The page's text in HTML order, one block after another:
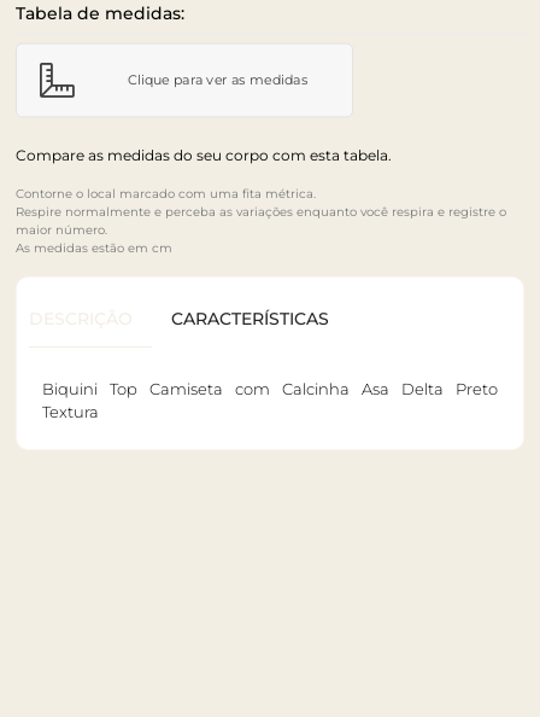
Tabela de medidas:
Clique para ver as medidas
Compare as medidas do seu corpo com esta tabela.
Contorne o local marcado com uma fita métrica.
Respire normalmente e perceba as variações enquanto você respira e registre o
maior número.
As medidas estão em cm
DESCRIÇÃO CARACTERÍSTICAS
Biquini Top Camiseta com Calcinha Asa Delta Preto
Textura